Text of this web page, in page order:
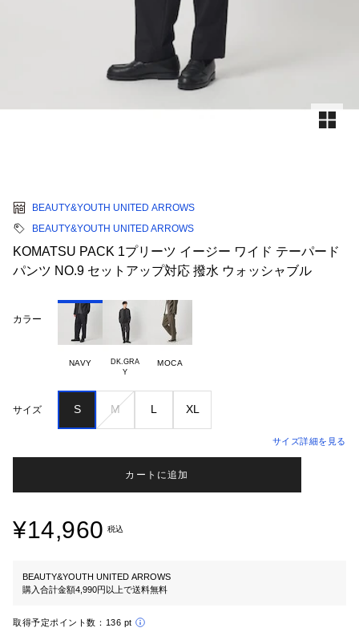
BEAUTY&YOUTH UNITED ARROWS
BEAUTY&YOUTH UNITED ARROWS
KOMATSU PACK 1プリーツ イージー ワイド テーパード
パンツ NO.9 セットアップ対応 撥水 ウォッシャブル
カラー
NAVY
DK.GRA
MOCA
サイズ S M L XL
サイズ詳細を見る
カートに追加
¥14,960 税込
BEAUTY&YOUTH UNITED ARROWS
購入合計金額4,990円以上で送料無料
取得予定ポイント数： 136 pt